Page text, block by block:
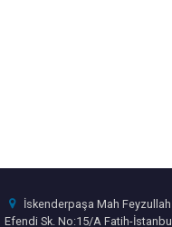
İskenderpaşa Mah Feyzullah
Efendi Sk. No:15/A Fatih-İstanbul